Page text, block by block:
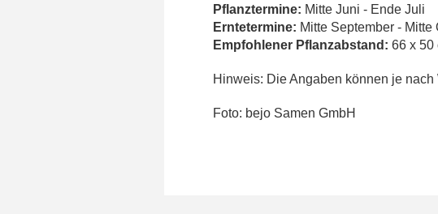
Pflanztermine: Mitte Juni - Ende Juli
Erntetermine: Mitte September - Mitte
Empfohlener Pflanzabstand: 66 x 50
Hinweis: Die Angaben können je
Foto: bejo Samen GmbH